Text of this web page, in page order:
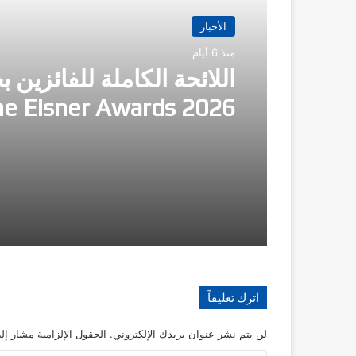
الأخبار
منذ 6 أيام
اللائحة الكاملة للفائزين
Eisner Awards 2026
اترك تعليقاً
لن يتم نشر عنوان بريدك الإلكتروني. الحقول الإلزامية مشار